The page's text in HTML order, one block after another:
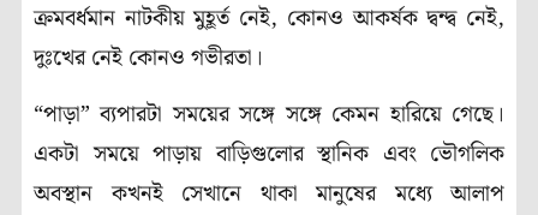
ক্রমবর্ধমান নাটকীয় মুহূর্ত নেই, কোনও আকর্ষক দ্বন্দ্ব নেই,
দুঃখের নেই কোনও গভীরতা।
“পাড়া” ব্যপারটা সময়ের সঙ্গে সঙ্গে কেমন হারিয়ে গেছে।
একটা সময়ে পাড়ায় বাড়িগুলোর স্থানিক এবং ভৌগলিক
অবস্থান কখনই সেখানে থাকা মানুষের মধ্যে আলাপ